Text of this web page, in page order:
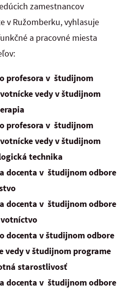
zamestnancov
v Ružomberku, vyhlasuje
a pracovné miesta
profesora v študijnom
vedy v študijnom
profesora v študijnom
vedy v študijnom
technika
docenta v študijnom odbore
docenta v študijnom odbore
docenta v študijnom odbore
vedy v študijnom programe
starostlivosť
docenta v študijnom odbore